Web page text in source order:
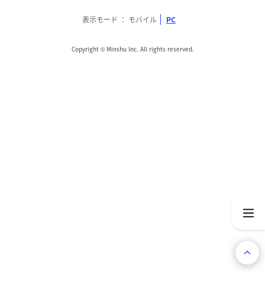
表示モード モバイル PC
Copyright © Minshu Inc. All rights reserved.